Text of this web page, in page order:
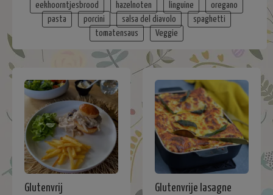
eekhoorntjesbrood
hazelnoten linguine
oregano
pasta
porcini salsa del diavolo
spaghetti
tomatensaus
Veggie
Glutenvrij
Glutenvrije lasagne